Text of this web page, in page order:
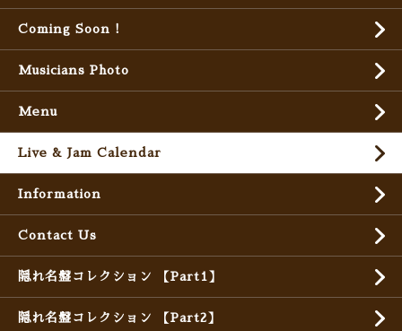
Coming Soon !
Musicians Photo
Menu
Live & Jam Calendar
Information
Contact Us
隠れ名盤コレクション 【Part1】
隠れ名盤コレクション 【Part2】